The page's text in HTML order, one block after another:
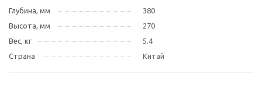
Глубина, мм
380
Высота, мм
270
Вес, кг
5.4
Страна
Китай